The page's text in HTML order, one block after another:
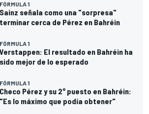
FÓRMULA 1
Sainz señala como una "sorpresa"
terminar cerca de Pérez en Bahréin
FÓRMULA 1
Verstappen: El resultado en Bahréin ha
sido mejor de lo esperado
FÓRMULA 1
Checo Pérez y su 2° puesto en Bahréin:
"Es lo máximo que podía obtener"